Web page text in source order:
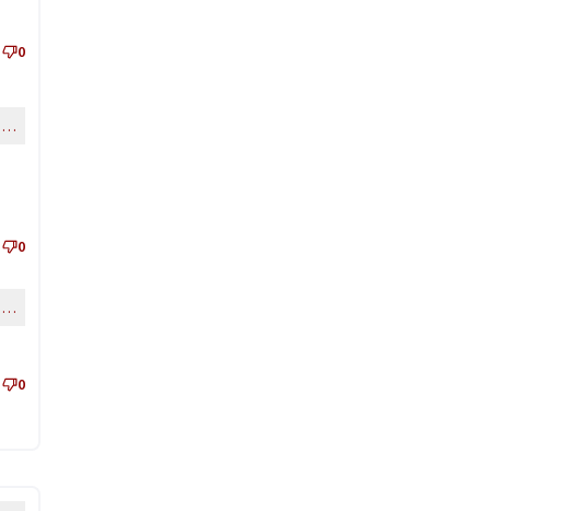
0
…
0
…
0